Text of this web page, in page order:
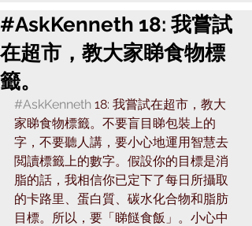
#AskKenneth 18: 我嘗試
在超市，教大家睇食物標
籤。
#AskKenneth 18: 我嘗試在超市，教大
家睇食物標籤。不要盲目睇包裝上的
字，不要聽人講，要小心地運用智慧去
閲讀標籤上的數字。假設你的目標是消
脂的話，我相信你已定下了每日所攝取
的卡路里、蛋白質、碳水化合物和脂肪
目標。所以，要「睇餸食飯」。小心中